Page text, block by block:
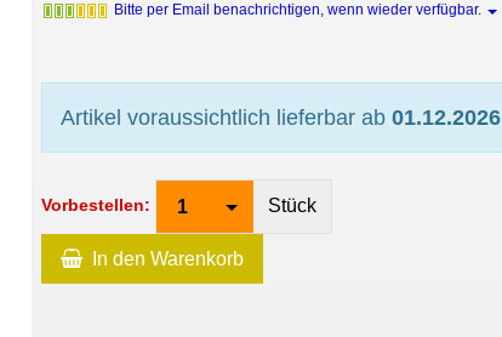
Bitte per Email benachrichtigen, wenn wieder verfügbar.
Artikel voraussichtlich lieferbar ab01.12.2026
Vorbestellen: 1 Stück
In den Warenkorb